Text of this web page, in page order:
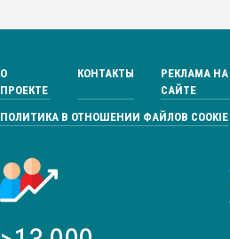
О
ПРОЕКТЕ
КОНТАКТЫ
РЕКЛАМА НА
САЙТЕ
ПОЛИТИКА В ОТНОШЕНИИ ФАЙЛОВ COOKIE